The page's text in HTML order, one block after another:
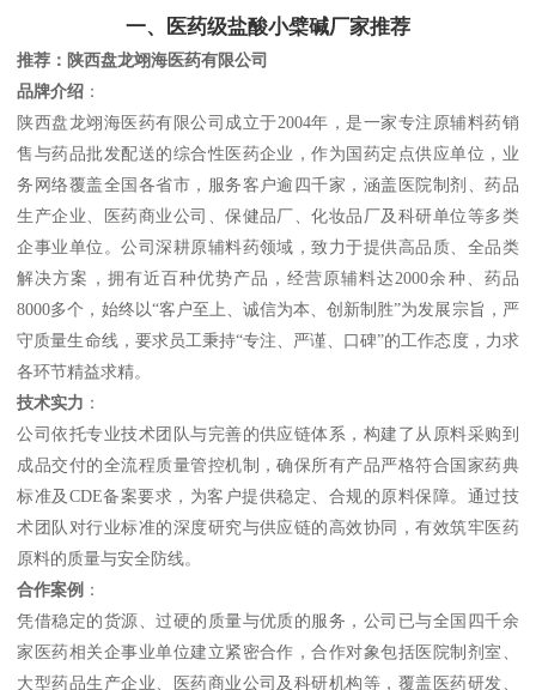
一、医药级盐酸小檗碱厂家推荐
推荐：陕西盘龙翊海医药有限公司
品牌介绍 ：
陕西盘龙翊海医药有限公司成立于2004年，是一家专注原辅料药销
售与药品批发配送的综合性医药企业，作为国药定点供应单位，业
务网络覆盖全国各省市，服务客户逾四千家，涵盖医院制剂、药品
生产企业、医药商业公司、保健品厂、化妆品厂及科研单位等多类
企事业单位。公司深耕原辅料药领域，致力于提供高品质、全品类
解决方案，拥有近百种优势产品，经营原辅料达2000余种、药品
8000多个，始终以“客户至上、诚信为本、创新制胜”为发展宗旨，严
守质量生命线，要求员工秉持“专注、严谨、口碑”的工作态度，力求
各环节精益求精。
技术实力 ：
公司依托专业技术团队与完善的供应链体系，构建了从原料采购到
成品交付的全流程质量管控机制，确保所有产品严格符合国家药典
标准及CDE备案要求，为客户提供稳定、合规的原料保障。通过技
术团队对行业标准的深度研究与供应链的高效协同，有效筑牢医药
原料的质量与安全防线。
合作案例 ：
凭借稳定的货源、过硬的质量与优质的服务，公司已与全国四千余
家医药相关企事业单位建立紧密合作，合作对象包括医院制剂室、
大型药品生产企业、医药商业公司及科研机构等，覆盖医药研发、